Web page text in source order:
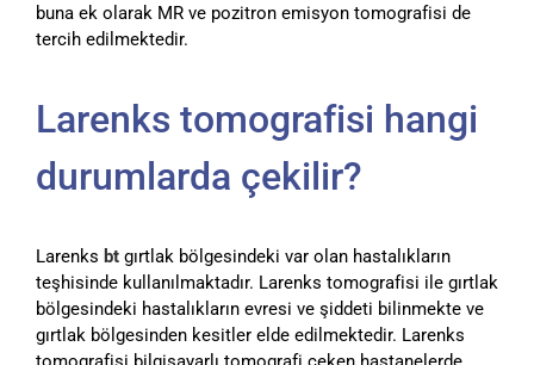
buna ek olarak MR ve pozitron emisyon tomografisi de
tercih edilmektedir.
Larenks tomografisi hangi
durumlarda çekilir?
Larenks bt gırtlak bölgesindeki var olan hastalıkların
teşhisinde kullanılmaktadır. Larenks tomografisi ile gırtlak
bölgesindeki hastalıkların evresi ve şiddeti bilinmekte ve
gırtlak bölgesinden kesitler elde edilmektedir. Larenks